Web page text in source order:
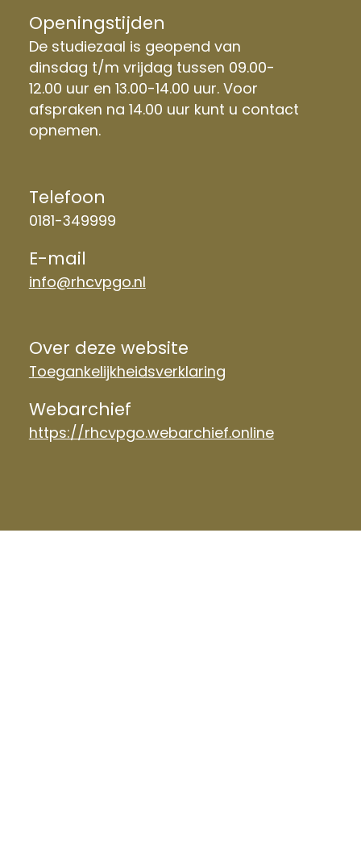
Openingstijden
De studiezaal is geopend van
dinsdag t/m vrijdag tussen 09.00-
12.00 uur en 13.00-14.00 uur. Voor
afspraken na 14.00 uur kunt u contact
opnemen.
Telefoon
0181-349999
E-mail
info@rhcvpgo.nl
Over deze website
Toegankelijkheidsverklaring
Webarchief
https://rhcvpgo.webarchief.online